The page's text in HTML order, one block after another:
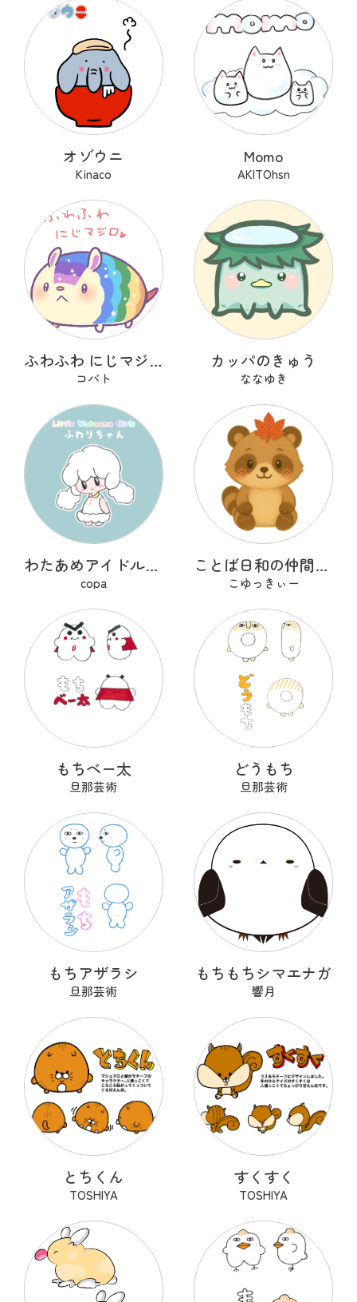
オゾウニ
Kinaco
Momo
AKITOhsn
ふわふわ にじマジロ
コバト
カッパのきゅう
ななゆき
わたあめアイドルのふわりちゃん
copa
ことば日和の仲間たち たぬぽん
こゆっきぃー
もちベー太
旦那芸術
どうもち
旦那芸術
もちアザラシ
旦那芸術
もちもちシマエナガ
響月
とちくん
TOSHIYA
すくすく
TOSHIYA